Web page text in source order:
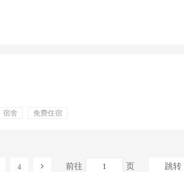
宿舍
免费住宿
4 前往 页 跳转